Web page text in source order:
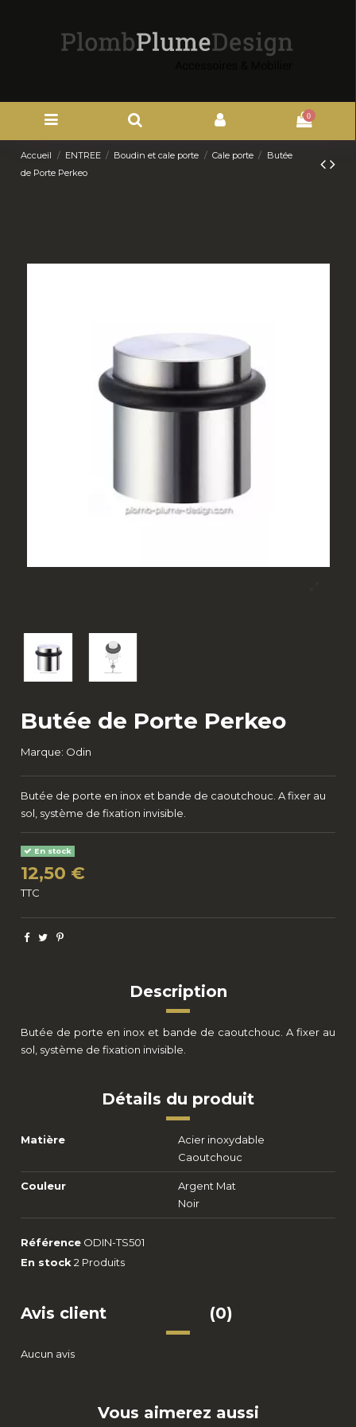
0
Accueil ENTREE Boudin et cale porte Cale porte
Butée
de Porte Perkeo
Butée de Porte Perkeo
Marque: Odin
Butée de porte en inox et bande de caoutchouc. A fixer au
sol, système de fixation invisible.
En stock
12,50 €
TTC
Description
Butée de porte en inox et bande de caoutchouc. A fixer au
sol, système de fixation invisible.
Détails du produit
Matière
Acier inoxydable
Caoutchouc
Couleur
Argent Mat
Noir
Référence ODIN-TS501
En stock 2 Produits
Avis client (0)
Aucun avis
Vous aimerez aussi